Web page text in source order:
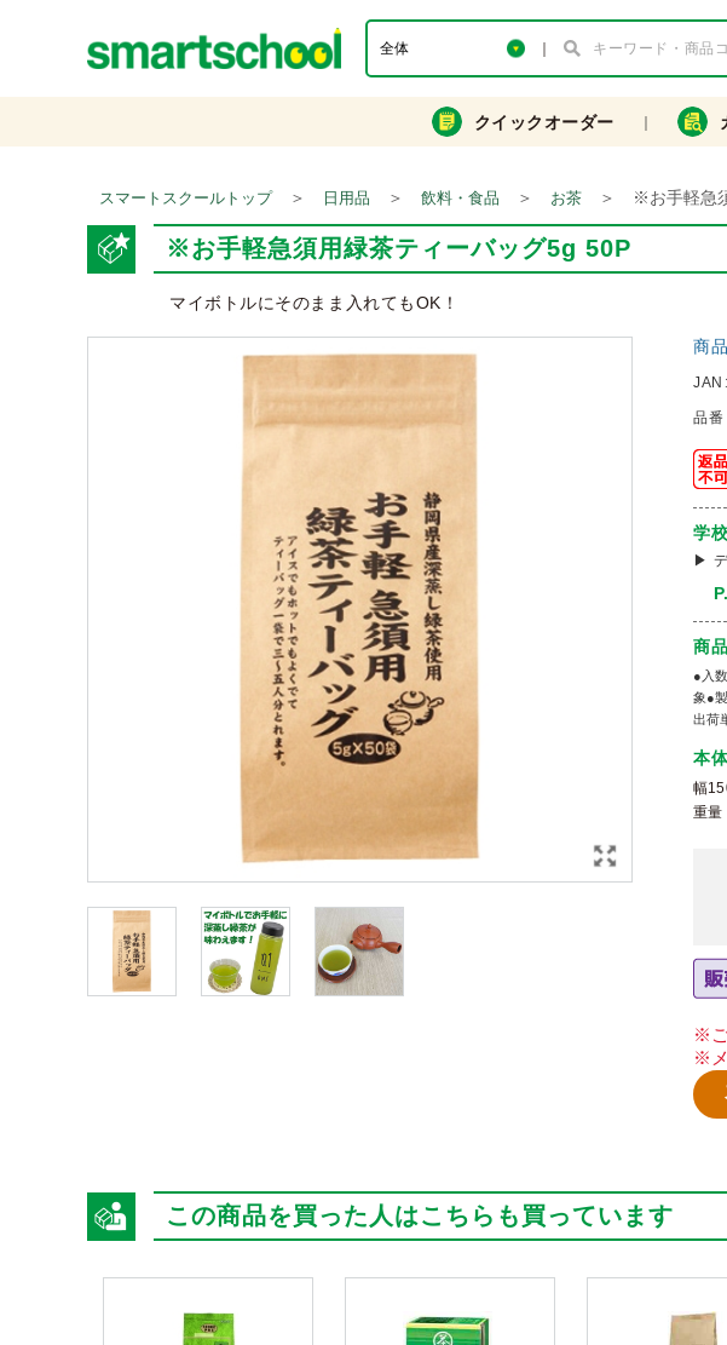
クイックオーダー
スマートスクールトップ ＞ 日用品 ＞ 飲料・食品 ＞ お茶 ＞ ※お手軽急
※お手軽急須用緑茶ティーバッグ5g 50P
マイボトルにそのまま入れてもOK！
商
JAN
品番
学
商
●入
象●
出荷
本
幅
重量
※
※
この商品を買った人はこちらも買っています